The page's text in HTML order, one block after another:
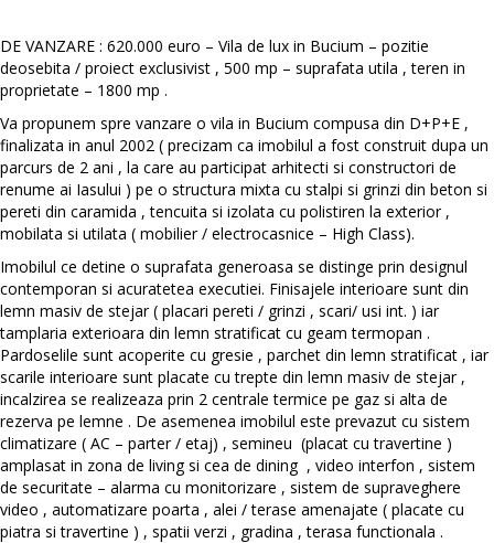
DE VANZARE : 620.000 euro – Vila de lux in Bucium – pozitie
deosebita / proiect exclusivist , 500 mp – suprafata utila , teren in
proprietate – 1800 mp .
Va propunem spre vanzare o vila in Bucium compusa din D+P+E ,
finalizata in anul 2002 ( precizam ca imobilul a fost construit dupa un
parcurs de 2 ani , la care au participat arhitecti si constructori de
renume ai Iasului ) pe o structura mixta cu stalpi si grinzi din beton si
pereti din caramida , tencuita si izolata cu polistiren la exterior ,
mobilata si utilata ( mobilier / electrocasnice – High Class).
Imobilul ce detine o suprafata generoasa se distinge prin designul
contemporan si acuratetea executiei. Finisajele interioare sunt din
lemn masiv de stejar ( placari pereti / grinzi , scari/ usi int. ) iar
tamplaria exterioara din lemn stratificat cu geam termopan .
Pardoselile sunt acoperite cu gresie , parchet din lemn stratificat , iar
scarile interioare sunt placate cu trepte din lemn masiv de stejar ,
incalzirea se realizeaza prin 2 centrale termice pe gaz si alta de
rezerva pe lemne . De asemenea imobilul este prevazut cu sistem
climatizare ( AC – parter / etaj) , semineu (placat cu travertine )
amplasat in zona de living si cea de dining , video interfon , sistem
de securitate – alarma cu monitorizare , sistem de supraveghere
video , automatizare poarta , alei / terase amenajate ( placate cu
piatra si travertine ) , spatii verzi , gradina , terasa functionala .